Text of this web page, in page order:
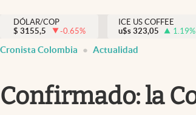
Tiempo libre
Dólar y mercados
DÓLAR/COP
$ 3155,5 -0.65%
ICE US COFFEE
u$s 323,05 1.19%
Cronista Colombia Actualidad
Confirmado: la